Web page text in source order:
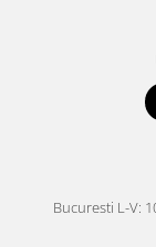
Bucuresti L-V: